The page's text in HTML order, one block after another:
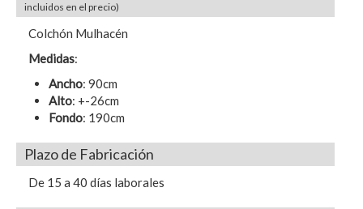
incluidos en el precio)
Colchón Mulhacén
Medidas:
Ancho: 90cm
Alto: +-26cm
Fondo: 190cm
Plazo de Fabricación
De 15 a 40 días laborales